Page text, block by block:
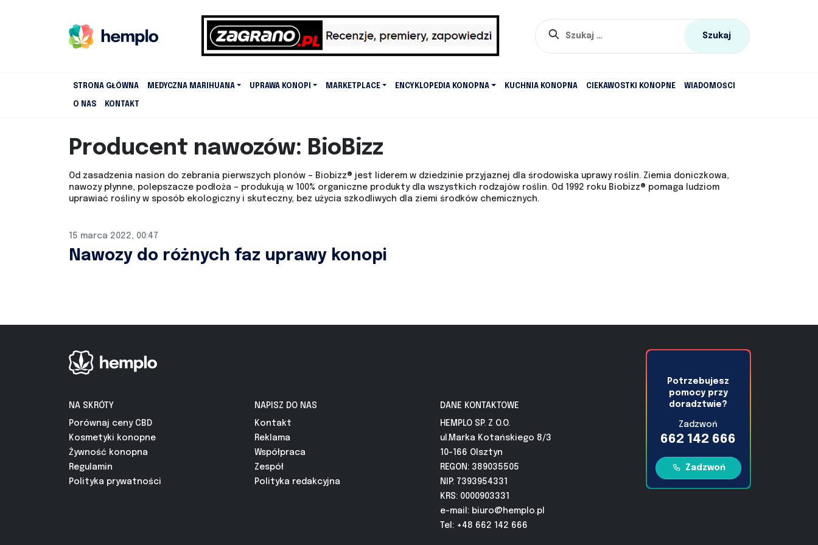
STRONA GŁÓWNA MEDYCZNA MARIHUANA UPRAWA KONOPI MARKETPLACE ENCYKLOPEDIA KONOPNA KUCHNIA KONOPNA CIEKAWOSTKI KONOPNE WIADOMOŚCI
O NAS KONTAKT
Producent nawozów: BioBizz
Od zasadzenia nasion do zebrania pierwszych plonów – Biobizz® jest liderem w dziedzinie przyjaznej dla środowiska uprawy roślin. Ziemia doniczkowa,
nawozy płynne, polepszacze podłoża – produkują w 100% organiczne produkty dla wszystkich rodzajów roślin. Od 1992 roku Biobizz® pomaga ludziom
uprawiać rośliny w sposób ekologiczny i skuteczny, bez użycia szkodliwych dla ziemi środków chemicznych.
15 marca 2022, 00:47
Nawozy do różnych faz uprawy konopi
NA SKRÓTY
Porównaj ceny CBD
Kosmetyki konopne
Żywność konopna
Regulamin
Polityka prywatności
NAPISZ DO NAS
Kontakt
Reklama
Współpraca
Zespół
Polityka redakcyjna
DANE KONTAKTOWE
HEMPLO SP. Z O.O.
ul.Marka Kotańskiego 8/3
10-166 Olsztyn
REGON: 389035505
NIP: 7393954331
KRS: 0000903331
e-mail: biuro@hemplo.pl
Tel: +48 662 142 666
Potrzebujesz
pomocy przy
doradztwie?
Zadzwoń
662 142 666
Zadzwoń